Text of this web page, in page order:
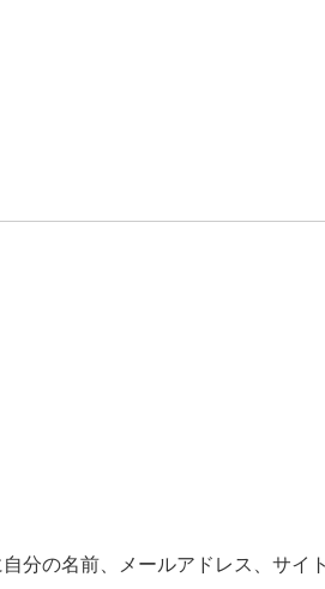
分の名前、メールアドレス、サイ